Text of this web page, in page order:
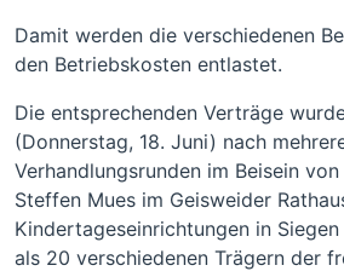
Damit werden die verschiedenen
den Betriebskosten entlastet.
Die entsprechenden Verträge
(Donnerstag, 18. Juni) nach
Verhandlungsrunden im Beisein
Steffen Mues im Geisweider
Kindertageseinrichtungen in
als 20 verschiedenen Trägern der